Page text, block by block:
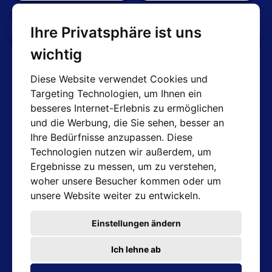
Ihre Privatsphäre ist uns
wichtig
Diese Website verwendet Cookies und
Targeting Technologien, um Ihnen ein
besseres Internet-Erlebnis zu ermöglichen
und die Werbung, die Sie sehen, besser an
Ihre Bedürfnisse anzupassen. Diese
Technologien nutzen wir außerdem, um
Ergebnisse zu messen, um zu verstehen,
woher unsere Besucher kommen oder um
unsere Website weiter zu entwickeln.
Ich lehne ab
Einstellungen ändern
Cookie-Einstellungen bearbeiten
AT-Kontakte
Shop: info@hotair.cz
+420 603 357 606 (Nur Englisch)
Mo-Fr: 7:30 – 15:00
Technische Abteilung: servis@hotair.cz
Ausgabe von Waren
(Tschechische Republik - Ostrava)